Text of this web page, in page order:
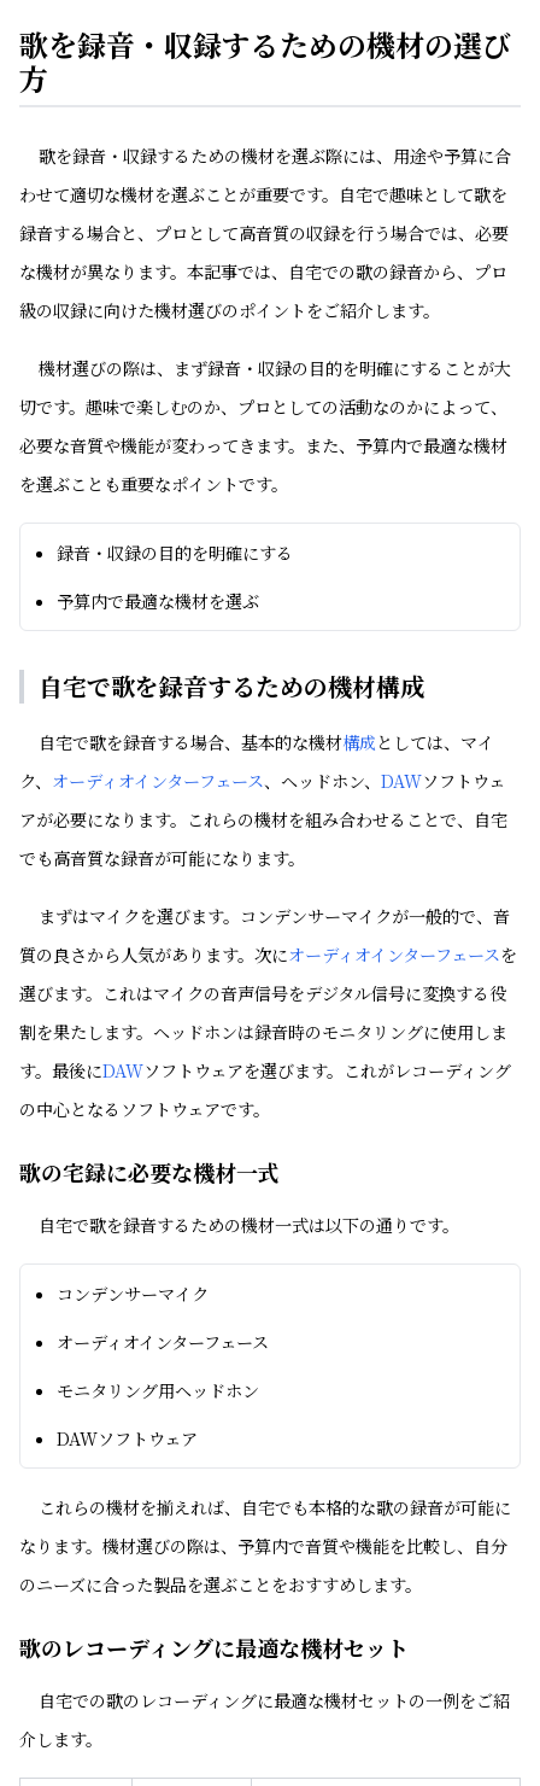
歌を録音・収録するための機材の選び
方
歌を録音・収録するための機材を選ぶ際には、用途や予算に合
わせて適切な機材を選ぶことが重要です。自宅で趣味として歌を
録音する場合と、プロとして高音質の収録を行う場合では、必要
な機材が異なります。本記事では、自宅での歌の録音から、プロ
級の収録に向けた機材選びのポイントをご紹介します。
機材選びの際は、まず録音・収録の目的を明確にすることが大
切です。趣味で楽しむのか、プロとしての活動なのかによって、
必要な音質や機能が変わってきます。また、予算内で最適な機材
を選ぶことも重要なポイントです。
録音・収録の目的を明確にする
予算内で最適な機材を選ぶ
自宅で歌を録音するための機材構成
自宅で歌を録音する場合、基本的な機材構成 としては、マイ
ク、 オーディオインターフェース、ヘッドホン、 DAWソフトウェ
アが必要になります。これらの機材を組み合わせることで、自宅
でも高音質な録音が可能になります。
まずはマイクを選びます。コンデンサーマイクが一般的で、音
質の良さから人気があります。次にオーディオインターフェースを
選びます。これはマイクの音声信号をデジタル信号に変換する役
割を果たします。ヘッドホンは録音時のモニタリングに使用しま
す。最後にDAWソフトウェアを選びます。これがレコーディング
の中心となるソフトウェアです。
歌の宅録に必要な機材一式
自宅で歌を録音するための機材一式は以下の通りです。
コンデンサーマイク
オーディオインターフェース
モニタリング用ヘッドホン
DAWソフトウェア
これらの機材を揃えれば、自宅でも本格的な歌の録音が可能に
なります。機材選びの際は、予算内で音質や機能を比較し、自分
のニーズに合った製品を選ぶことをおすすめします。
歌のレコーディングに最適な機材セット
自宅での歌のレコーディングに最適な機材セットの一例をご紹
介します。